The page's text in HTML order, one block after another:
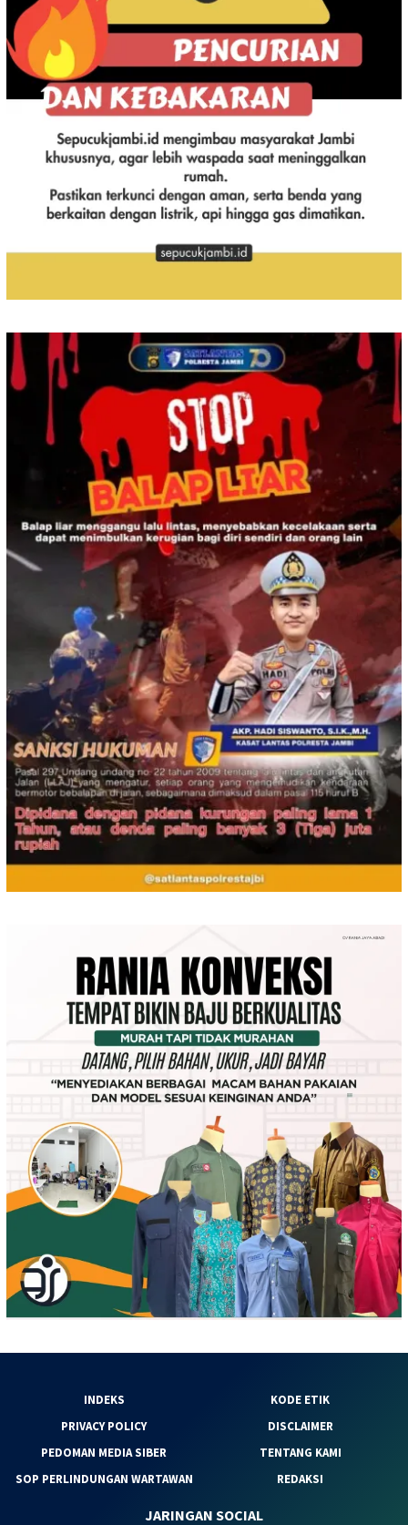
INDEKS
KODE ETIK
PRIVACY POLICY
DISCLAIMER
PEDOMAN MEDIA SIBER
TENTANG KAMI
SOP PERLINDUNGAN WARTAWAN
REDAKSI
JARINGAN SOCIAL